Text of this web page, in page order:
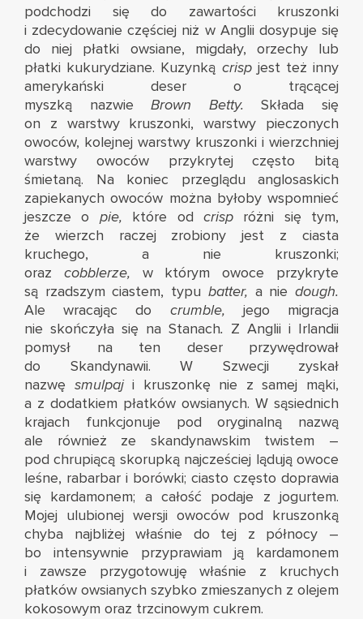
podchodzi się do zawartości kruszonki
i zdecydowanie częściej niż w Anglii dosypuje się
do niej płatki owsiane, migdały, orzechy lub
płatki kukurydziane. Kuzynką crisp jest też inny
amerykański deser o trącącej
myszką nazwieBrown Betty.Składa się
on z warstwy kruszonki, warstwy pieczonych
owoców, kolejnej warstwy kruszonki i wierzchniej
warstwy owoców przykrytej często bitą
śmietaną. Na koniec przeglądu anglosaskich
zapiekanych owoców można byłoby wspomnieć
jeszcze o pie, które od crisp różni się tym,
że wierzch raczej zrobiony jest z ciasta
kruchego, a nie kruszonki;
oraz cobblerze, w którym owoce przykryte
są rzadszym ciastem, typu batter, a niedough.
Ale wracając do crumble, jego migracja
nie skończyła się na Stanach. Z Anglii i Irlandii
pomysł na ten deser przywędrował
do Skandynawii. W Szwecji zyskał
nazwę smulpaji kruszonkę nie z samej mąki,
a z dodatkiem płatków owsianych. W sąsiednich
krajach funkcjonuje pod oryginalną nazwą
ale również ze skandynawskim twistem –
pod chrupiącą skorupką najcześciej lądują owoce
leśne, rabarbar i borówki; ciasto często doprawia
się kardamonem; a całość podaje z jogurtem.
Mojej ulubionej wersji owoców pod kruszonką
chyba najbliżej właśnie do tej z północy –
bo intensywnie przyprawiam ją kardamonem
i zawsze przygotowuję właśnie z kruchych
płatków owsianych szybko zmieszanych z olejem
kokosowym oraz trzcinowym cukrem.